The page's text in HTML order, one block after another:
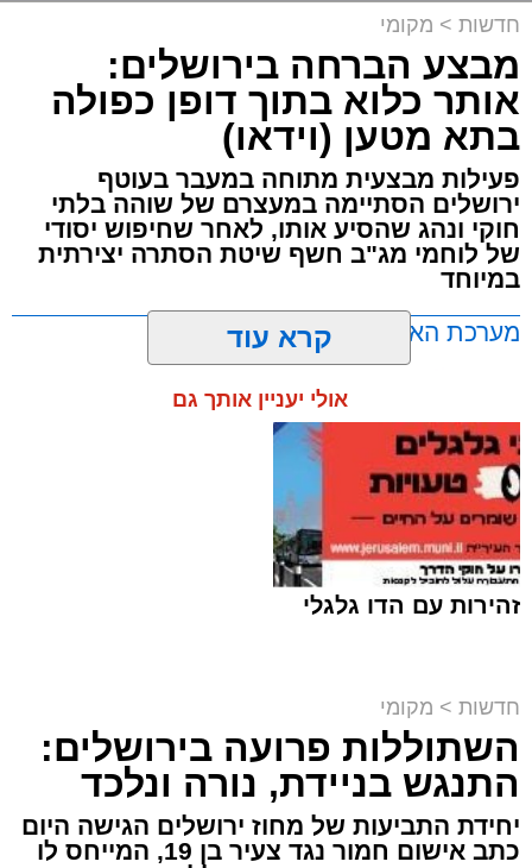
חדשות > מקומי
מבצע הברחה בירושלים:
אותר כלוא בתוך דופן כפולה
בתא מטען (וידאו)
פעילות מבצעית מתוחה במעבר בעוטף
ירושלים הסתיימה במעצרם של שוהה בלתי
חוקי ונהג שהסיע אותו, לאחר שחיפוש יסודי
של לוחמי מג"ב חשף שיטת הסתרה יצירתית
במיוחד
מערכת האתר / 17:21 09.08.26
תגים:ירושלים,
פעילות מבצעית מתוחה במעבר בעוטף
ירושלים הסתיימה במעצרם של שוהה בלתי
חוקי ונהג שהסיע אותו, לאחר שחיפוש יסודי
של לוחמי מג"ב חשף שיטת הסתרה יצירתית
קרא עוד
אולי יעניין אותך גם
זהירות עם הדו גלגלי
חדשות > מקומי
השתוללות פרועה בירושלים:
התנגש בניידת, נורה ונלכד
יחידת התביעות של מחוז ירושלים הגישה היום
כתב אישום חמור נגד צעיר בן 19, המייחס לו